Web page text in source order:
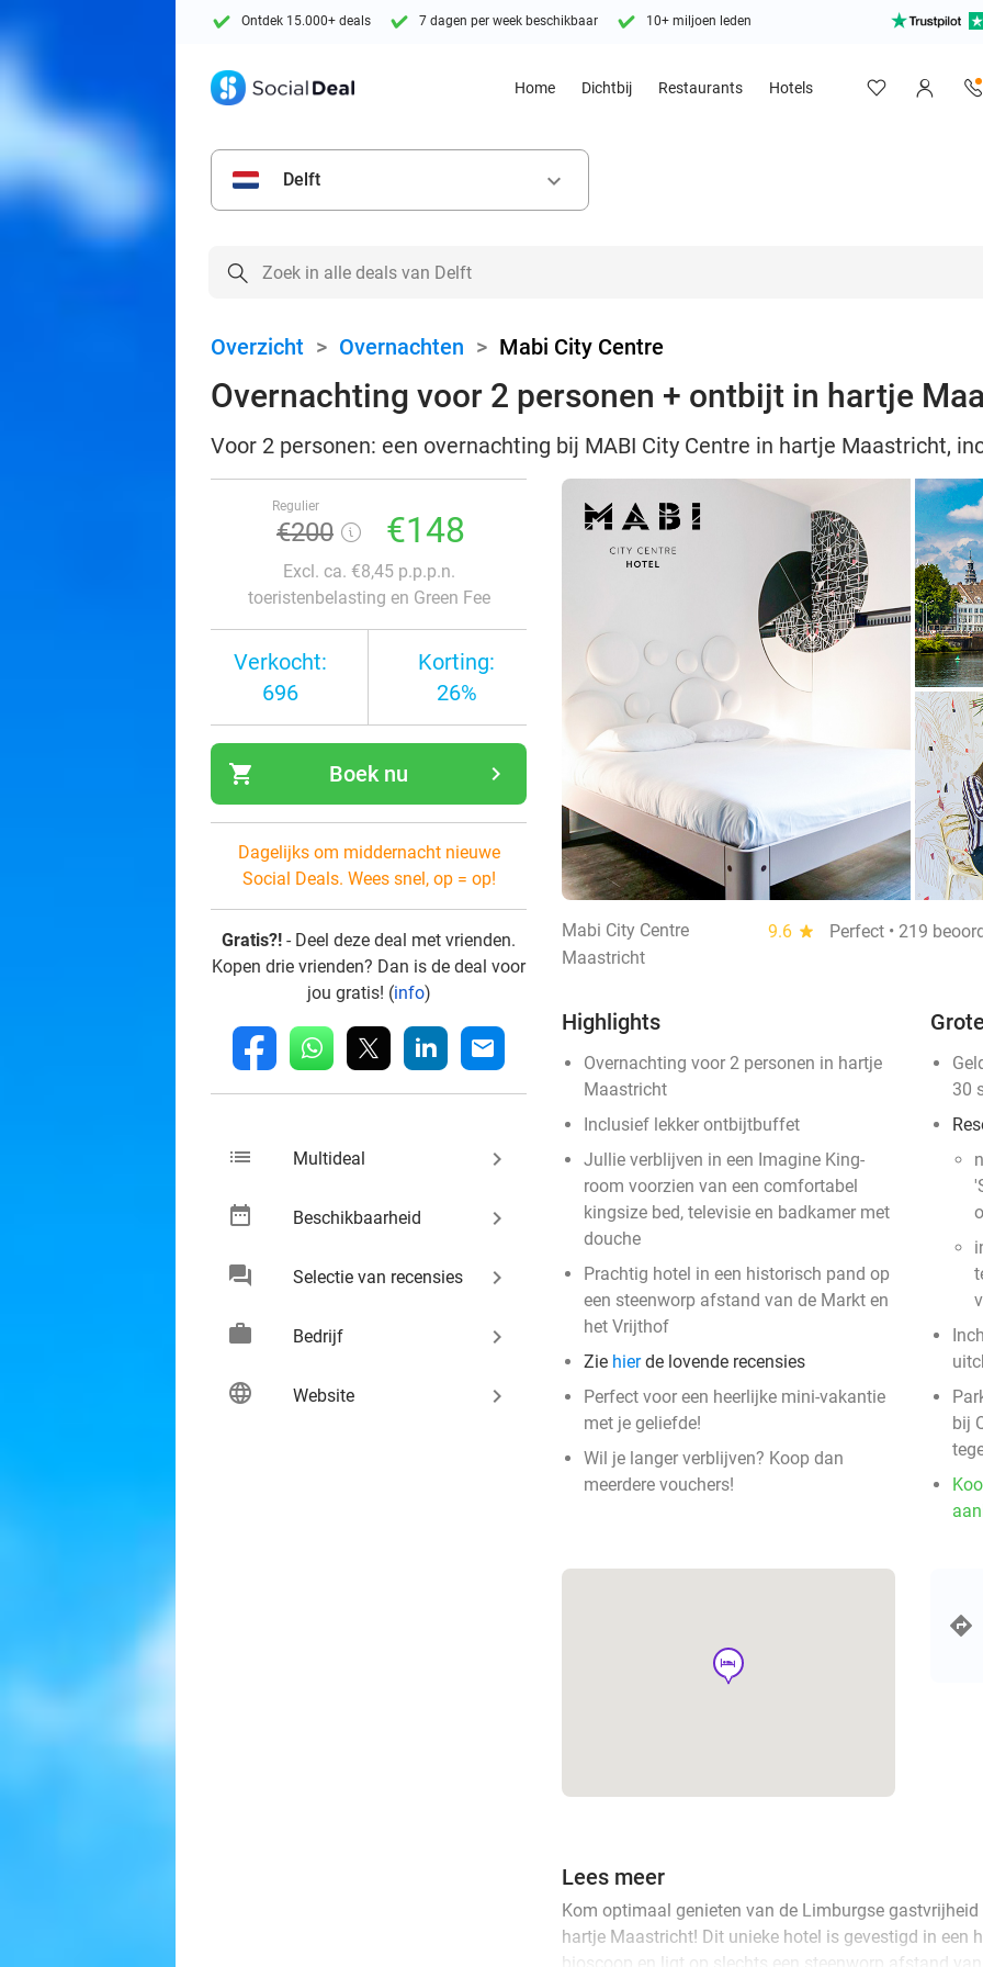
Ontdek 15.000+ deals 7 dagen per week beschikbaar 10+ miljoen leden
Home Dichtbij Restaurants Hotels
Delft keyboard_arrow_down
Overzicht > Overnachten > Mabi City Centre
Overnachting voor 2 personen + ontbijt in hartje
Voor 2 personen: een overnachting bij MABI City Centre in hartje Maastricht,
Regulier
€200 €148
Excl. ca. €8,45 p.p.p.n.
toeristenbelasting en Green Fee
Verkocht:
696
Korting:
26%
shopping_cart navigate_next
Boek nu
Dagelijks om middernacht nieuwe
Social Deals. Wees snel, op = op!
Gratis?! - Deel deze deal met vrienden.
Kopen drie vrienden? Dan is de deal voor
jou gratis! (info)
fb whatsapp linkedin mail
list Multideal keyboard_arrow_right
date_range Beschikbaarheid keyboard_arrow_right
chat Selectie van recensies keyboard_arrow_right
work Bedrijf keyboard_arrow_right
language Website keyboard_arrow_right
Mabi City Centre 9.6 star
Perfect • 219
Maastricht
Highlights
Overnachting voor 2 personen in hartje
Maastricht
Inclusief lekker ontbijtbuffet
Jullie verblijven in een Imagine King-
room voorzien van een comfortabel
kingsize bed, televisie en badkamer met
douche
Prachtig hotel in een historisch pand op
een steenworp afstand van de Markt en
het Vrijthof
Zie hierde lovende recensies
Perfect voor een heerlijke mini-vakantie
met je geliefde!
Wil je langer verblijven? Koop dan
meerdere vouchers!
30
bij
hotel
Lees meer
Kom optimaal genieten van de Limburgse
hartje Maastricht! Dit unieke hotel is gevestigd in een